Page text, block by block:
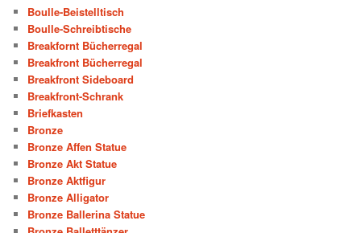
Boulle-Beistelltisch
Boulle-Schreibtische
Breakfornt Bücherregal
Breakfront Bücherregal
Breakfront Sideboard
Breakfront-Schrank
Briefkasten
Bronze
Bronze Affen Statue
Bronze Akt Statue
Bronze Aktfigur
Bronze Alligator
Bronze Ballerina Statue